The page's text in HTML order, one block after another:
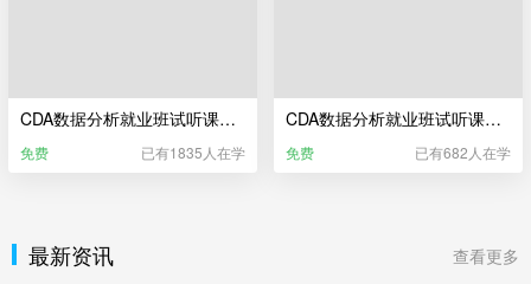
CDA数据分析就业班试听课——Excel业务数据分析（更新于2025年06月）
免费 已有1835人在学
CDA数据分析就业班试听课——Power BI商业智能分析
免费 已有682人在学
最新资讯
查看更多